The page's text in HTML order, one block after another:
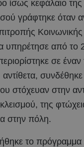
ίσως κεφάλαιο
γράφτηκε όταν
υπηρέτησε από το
σε έναν
αντίθετα,
στόχευαν στην
της
στην πόλη.
το πρόγραμμα